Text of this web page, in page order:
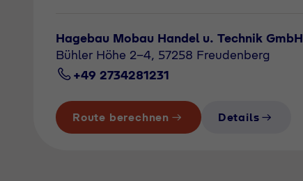
Hagebau Mobau Handel u. Technik GmbH
Bühler Höhe 2-4, 57258 Freudenberg
+49 2734281231
Route berechnen Details